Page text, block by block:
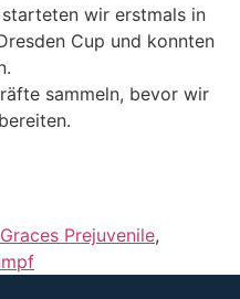
wir erstmals in
Cup und konnten
sammeln, bevor wir
Prejuvenile,